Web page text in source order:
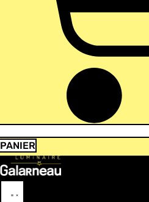
PANIER